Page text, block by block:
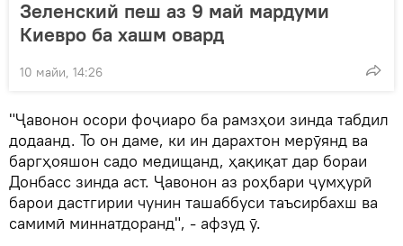
Зеленский пеш аз 9 май мардуми
Киевро ба хашм овард
10 майи, 14:26
"Ҷавонон осори фоҷиаро ба рамзҳои зинда табдил
додаанд. То он даме, ки ин дарахтон мерӯянд ва
баргҳояшон садо медищанд, ҳақиқат дар бораи
Донбасс зинда аст. Ҷавонон аз роҳбари ҷумҳурӣ
барои дастгирии чунин ташаббуси таъсирбахш ва
самимӣ миннатдоранд", - афзуд ӯ.